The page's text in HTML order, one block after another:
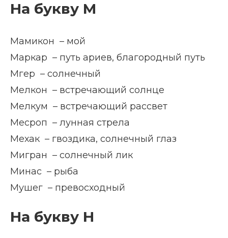
На букву М
Мамикон – мой
Маркар – путь ариев, благородный путь
Мгер – солнечный
Мелкон – встречающий солнце
Мелкум – встречающий рассвет
Месроп – лунная стрела
Мехак – гвоздика, солнечный глаз
Мигран – солнечный лик
Минас – рыба
Мушег – превосходный
На букву Н